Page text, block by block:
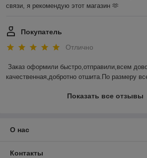
связи, я рекомендую этот магазин 🫶
Покупатель
Отлично
Заказ оформили быстро,отправили,всем
качественная,добротно отшита.По размеру
Показать все отзывы
О нас
Контакты